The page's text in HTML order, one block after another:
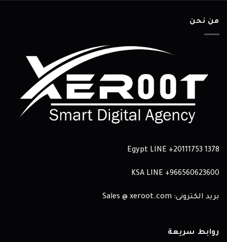
من نحن
Egypt LINE +20111753 1378
966560623600+
بريد الكترونى: Sales @ xeroot.com
روابط سريعة